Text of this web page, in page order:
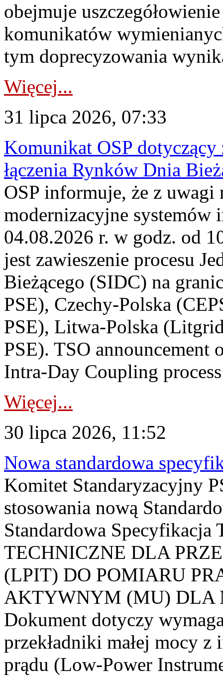
obejmuje
komunikatów
tym doprecyzowania
Więcej...
31 lipca 2026, 07:33
Komunikat OSP dotyczący
łączenia Rynków Dnia
OSP informuje, że z uwagi
modernizacyjne
04.08.2026 r. w godz. od
jest zawieszenie procesu
Bieżącego (SIDC) na
PSE), Czechy-Polska
PSE), Litwa-Polska
PSE). TSO announcement
Intra-Day Coupling
Więcej...
30 lipca 2026, 11:52
Nowa standardowa
Komitet Standaryzacyjny
stosowania nową
Standardowa
TECHNICZNE DLA
(LPIT) DO POMIARU
AKTYWNYM (MU) DLA
Dokument dotyczy
przekładniki małej mocy
prądu (Low-Power